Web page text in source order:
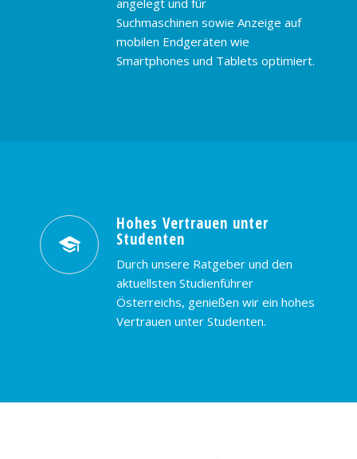
Suchmaschinen sowie Anzeige auf
mobilen Endgeräten wie
Smartphones und Tablets optimiert.
Hohes Vertrauen unter
Studenten
Durch unsere Ratgeber und den
aktuellsten Studienführer
Österreichs, genießen wir ein hohes
Vertrauen unter Studenten.